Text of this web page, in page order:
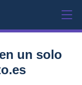
un solo